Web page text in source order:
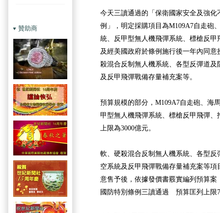
贊助商
今天三讀通過的「保衛國家安全及強
例」，明定採購項目為M109A7自走砲
統、反甲型無人機飛彈系統、標槍反甲
及經美國政府於條例施行後一年內同
殺混合反制無人機系統、各型反彈道
及反甲飛彈戰備存量補充案等。
預算規模的部分，M109A7自走砲、海
甲型無人機飛彈系統、標槍反甲飛彈
上限為3000億元。
軟、硬殺混合反制無人機系統、各型
空系統及反甲飛彈戰備存量補充案等
意售予後，依據發價書覈實編列預算案
國防特別條例三讀通過 預算匡列上限